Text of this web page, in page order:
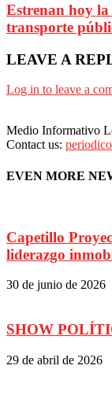
Estrenan hoy
transporte
LEAVE A
Log in to leave a
Medio Informativo
Contact us:
EVEN MORE
Capetillo
liderazgo
30 de junio de 2026
SHOW
29 de abril de 2026